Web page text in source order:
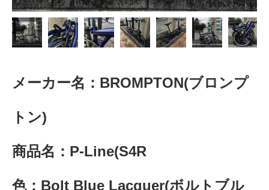
メーカー名：BROMPTON(ブロンプ
トン)
商品名：P-Line(S4R
色：Bolt Blue Lacquer(ボルトブル